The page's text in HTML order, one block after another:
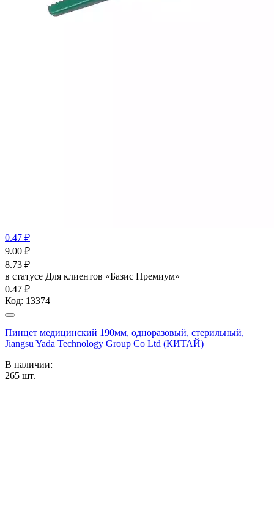
0.47 ₽
9.00 ₽
8.73 ₽
в статусе Для клиентов «Базис Премиум»
0.47 ₽
Код: 13374
Пинцет медицинский 190мм, одноразовый, стерильный,
Jiangsu Yada Technology Group Co Ltd (КИТАЙ)
В наличии:
265 шт.